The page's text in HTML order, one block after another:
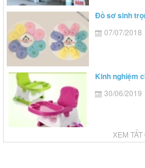
Đồ sơ sinh
07/07/2018
Kinh nghiệm
30/06/2019
XEM TẤT